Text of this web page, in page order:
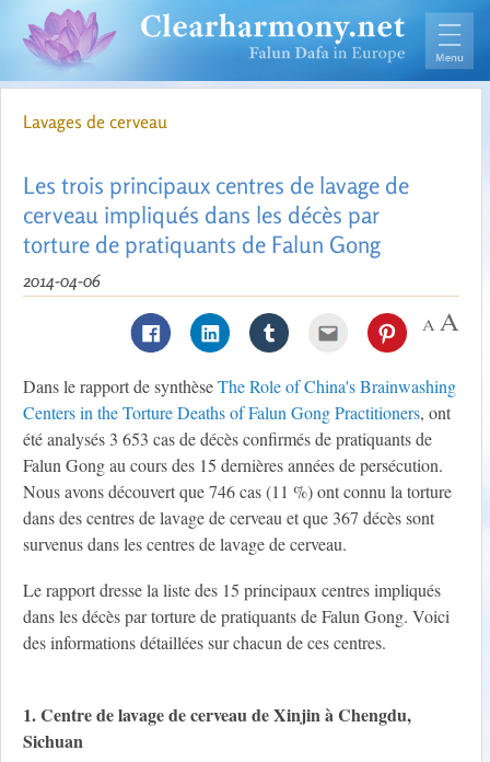
Lavages de cerveau
Les trois principaux centres de lavage de
cerveau impliqués dans les décès par
torture de pratiquants de Falun Gong
2014-04-06
Dans le rapport de synthèseThe Role of China's Brainwashing
Centers in the Torture Deaths of Falun Gong Practitioners, ont
été analysés 3 653 cas de décès confirmés de pratiquants de
Falun Gong au cours des 15 dernières années de persécution.
Nous avons découvert que 746 cas (11 %) ont connu la torture
dans des centres de lavage de cerveau et que 367 décès sont
survenus dans les centres de lavage de cerveau.
Le rapport dresse la liste des 15 principaux centres impliqués
dans les décès par torture de pratiquants de Falun Gong. Voici
des informations détaillées sur chacun de ces centres.
1. Centre de lavage de cerveau de Xinjin à Chengdu,
Sichuan